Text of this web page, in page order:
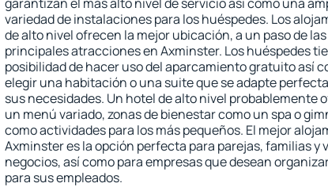
variedad de instalaciones para los huéspedes. Los
de alto nivel ofrecen la mejor ubicación, a un paso de las
principales atracciones en Axminster. Los huéspedes
posibilidad de hacer uso del aparcamiento gratuito así
elegir una habitación o una suite que se adapte
sus necesidades. Un hotel de alto nivel probablemente
un menú variado, zonas de bienestar como un spa o
como actividades para los más pequeños. El mejor
Axminster es la opción perfecta para parejas, familias y
negocios, así como para empresas que desean
para sus empleados.